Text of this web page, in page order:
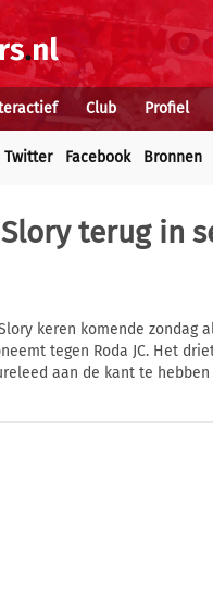
Club Profiel
Twitter Facebook Bronnen
terug in
keren komende zondag
tegen Roda JC. Het
aan de kant te